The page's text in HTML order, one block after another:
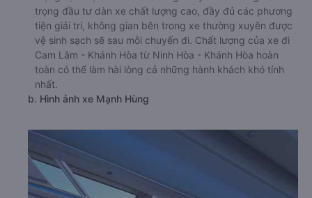
trọng đầu tư dàn xe chất lượng cao, đầy đủ các phương
tiện giải trí, không gian bên trong xe thường xuyên được
vệ sinh sạch sẽ sau mỗi chuyến đi. Chất lượng của xe đi
Cam Lâm - Khánh Hòa từ Ninh Hòa - Khánh Hòa hoàn
toàn có thể làm hài lòng cả những hành khách khó tính
nhất.
b. Hình ảnh xe Mạnh Hùng